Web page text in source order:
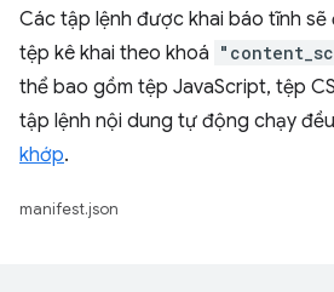
Các tập lệnh được khai báo tĩnh
tệp kê khai theo khoá
thể bao gồm tệp JavaScript, tệp
tập lệnh nội dung tự động chạy
khớp.
manifest.json